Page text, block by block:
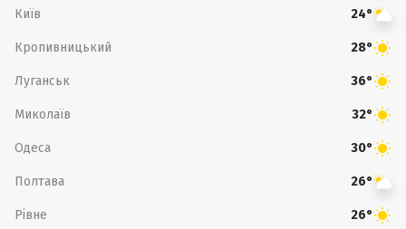
Київ 24°
Кропивницький 28°
Луганськ 36°
Миколаїв 32°
Одеса 30°
Полтава 26°
Рівне 26°